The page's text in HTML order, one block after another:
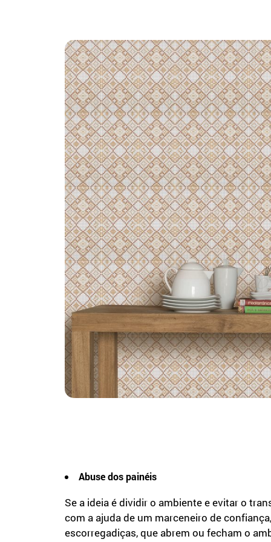
Abuse dos painéis
Se a ideia é dividir o ambiente e evitar o
com a ajuda de um marceneiro de
escorregadiças, que abrem ou fecham o